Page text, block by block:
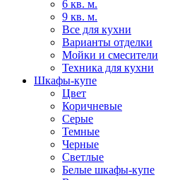
6 кв. м.
9 кв. м.
Все для кухни
Варианты отделки
Мойки и смесители
Техника для кухни
Шкафы-купе
Цвет
Коричневые
Серые
Темные
Черные
Светлые
Белые шкафы-купе